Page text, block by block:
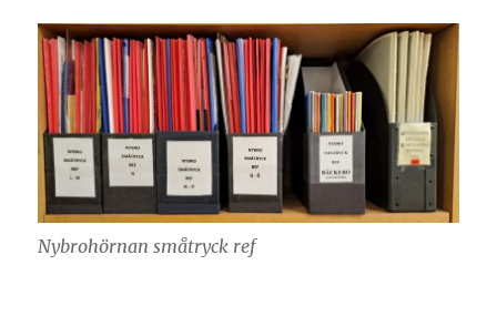
Nybrohörnan småtryck ref